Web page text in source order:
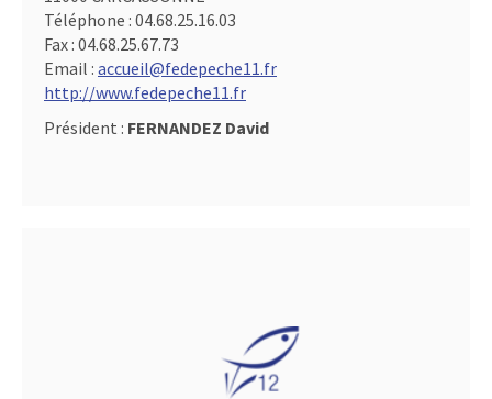
Téléphone : 04.68.25.16.03
Fax : 04.68.25.67.73
Email : accueil@fedepeche11.fr
http://www.fedepeche11.fr
Président : FERNANDEZ David